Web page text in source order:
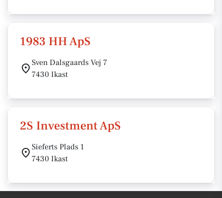
1983 HH ApS
Sven Dalsgaards Vej 7
7430 Ikast
2S Investment ApS
Sieferts Plads 1
7430 Ikast